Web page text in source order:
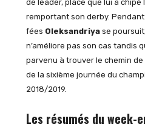
de leader, place que lui a chipé
remportant son derby.
fées Oleksandriyase
n’améliore pas son cas tandis
parvenu à trouver le chemin
de la sixième journée du
2018/2019.
Les résumés du week-